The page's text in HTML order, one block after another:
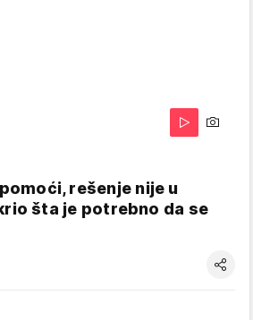
rešenje nije u
šta je potrebno da se